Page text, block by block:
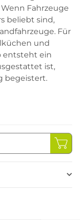
Fahrzeuge
beliebt sind,
Für
und
entsteht ein
ist,
begeistert.